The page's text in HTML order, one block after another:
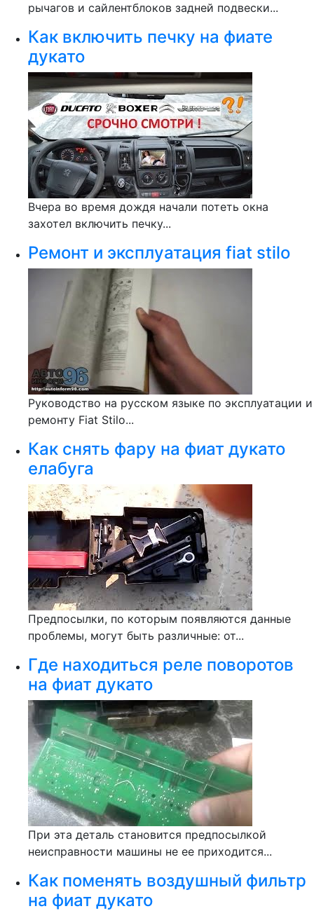
рычагов и сайлентблоков задней подвески...
Как включить печку на фиате
дукато
Вчера во время дождя начали потеть окна
захотел включить печку...
Ремонт и эксплуатация fiat stilo
Руководство на русском языке по эксплуатации и
ремонту Fiat Stilo...
Как снять фару на фиат дукато
елабуга
Предпосылки, по которым появляются данные
проблемы, могут быть различные: от...
Где находиться реле поворотов
на фиат дукато
При эта деталь становится предпосылкой
неисправности машины не ее приходится...
Как поменять воздушный фильтр
на фиат дукато